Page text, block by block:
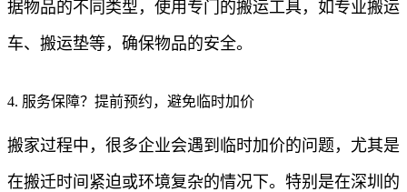
据物品的不同类型，使用专门的搬运工具，如专业搬运
车、搬运垫等，确保物品的安全。
4. 服务保障？提前预约，避免临时加价
搬家过程中，很多企业会遇到临时加价的问题，尤其是
在搬迁时间紧迫或环境复杂的情况下。特别是在深圳的